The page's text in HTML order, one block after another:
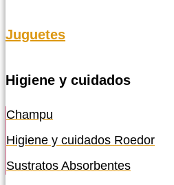
Juguetes
Higiene y cuidados
Champu
Higiene y cuidados Roedor
Sustratos Absorbentes